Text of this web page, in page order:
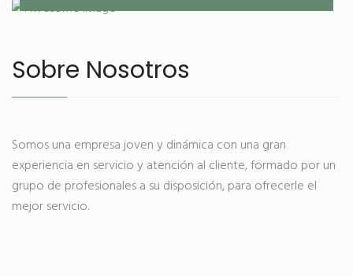
Sobre Nosotros
Somos una empresa joven y dinámica con una gran
experiencia en servicio y atención al cliente, formado por un
grupo de profesionales a su disposición, para ofrecerle el
mejor servicio.